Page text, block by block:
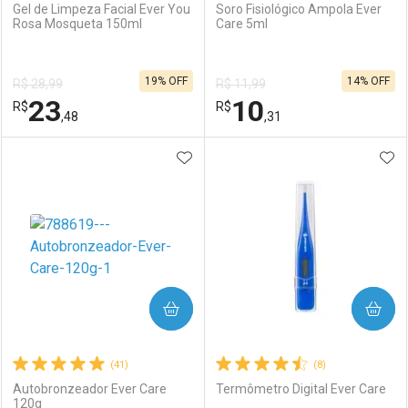
Gel de Limpeza Facial Ever You
Rosa Mosqueta 150ml
R$ 28,99
R$23,48
19% OFF
Laboratório
Por Menos
Soro Fisiológico Ampola Ever
Care 5ml
R$ 11,99
R$10,31
14% OFF
Laboratório
Por Menos
(41)
Autobronzeador Ever Care
120g
ADICIONAR AOS FAVORITOS
COMPRAR
(8)
Termômetro Digital Ever Care
COMPRAR